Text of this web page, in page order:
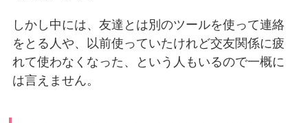
しかし中には、友達とは別のツールを使って連絡
をとる人や、以前使っていたけれど交友関係に疲
れて使わなくなった、という人もいるので一概に
は言えません。